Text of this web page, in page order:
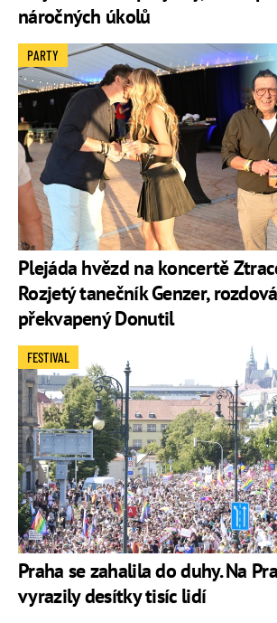
náročných úkolů
Plejáda hvězd na koncertě
Rozjetý tanečník Genzer,
překvapený Donutil
PARTY
Praha se zahalila do duhy. Na
vyrazily desítky tisíc lidí
FESTIVAL